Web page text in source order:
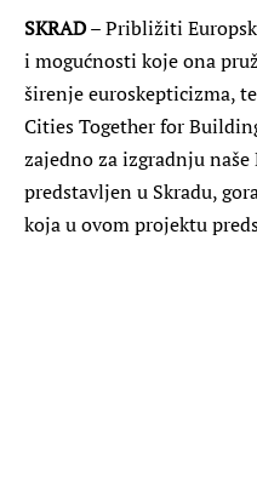
SKRAD– Približiti
i mogućnosti koje ona
širenje euroskepticizma,
Cities Together for
zajedno za izgradnju
predstavljen u Skradu,
koja u ovom projektu